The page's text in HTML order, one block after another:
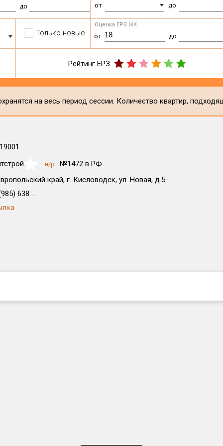
до от до
Только новые
Оценка ЕРЗ ЖК
от до
Рейтинг ЕРЗ
на весь период сессии. Количество квартир,
н/р
№1472 в РФ
край, г. Кисловодск, ул. Новая, д.5
638 ...